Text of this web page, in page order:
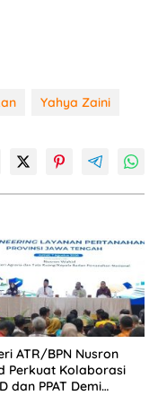
Yahya Zaini
ATR/BPN Nusron
Perkuat Kolaborasi
dan PPAT Demi